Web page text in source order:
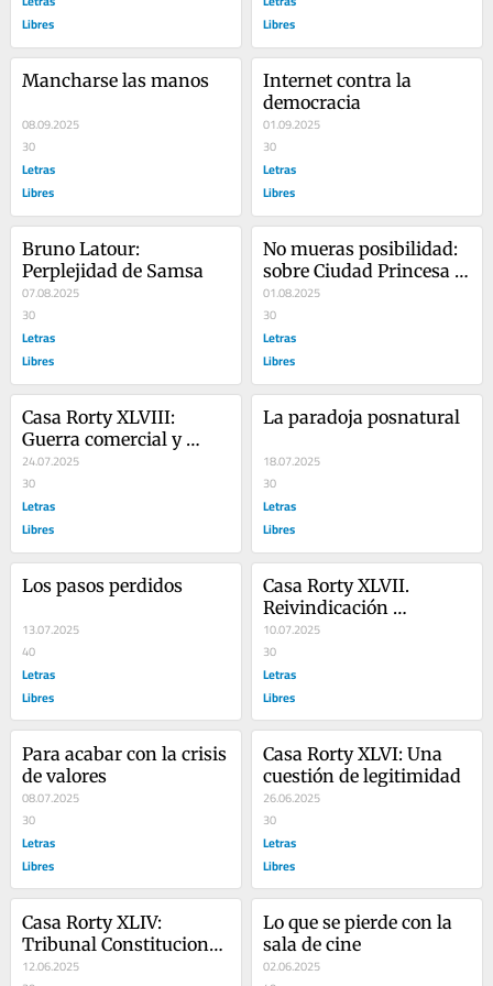
Libres
Libres
Mancharse las manos
08.09.2025
30
Letras
Libres
Internet contra la
democracia
01.09.2025
30
Letras
Libres
Bruno Latour:
Perplejidad de Samsa
07.08.2025
30
Letras
Libres
No mueras posibilidad:
sobre Ciudad Princesa
de Marina Garcés
01.08.2025
30
Letras
Libres
Casa Rorty XLVIII:
Guerra comercial y
globalización en clave
cosmopolita
24.07.2025
30
Letras
Libres
La paradoja posnatural
18.07.2025
30
Letras
Libres
Los pasos perdidos
13.07.2025
40
Letras
Libres
Casa Rorty XLVII.
Reivindicación
intempestiva del
turismo global
10.07.2025
30
Letras
Libres
Para acabar con la crisis
de valores
08.07.2025
30
Letras
Libres
Casa Rorty XLVI: Una
cuestión de legitimidad
26.06.2025
30
Letras
Libres
Casa Rorty XLIV:
Tribunal Constitucional,
ley de amnistía y
12.06.2025
Lo que se pierde con la
sala de cine
02.06.2025